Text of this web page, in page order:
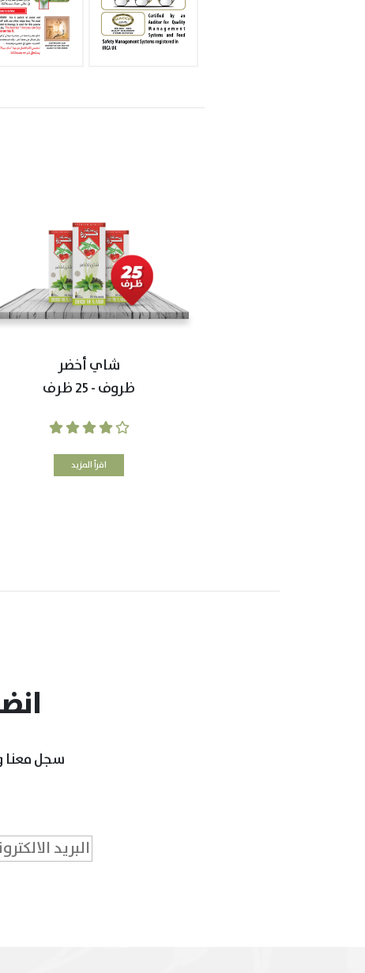
شاي أخضر
ظروف - 25 ظرف
اقرأ المزيد
سجل معنا